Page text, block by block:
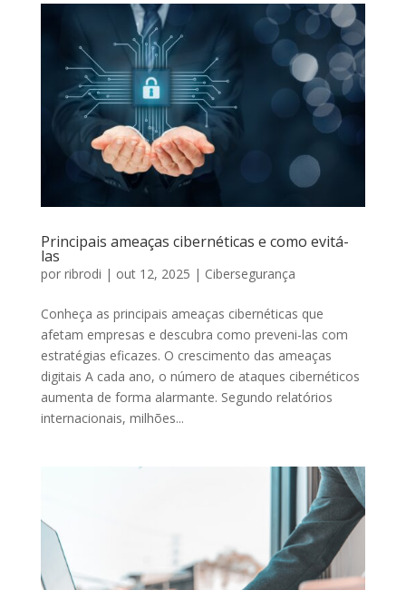
Principais ameaças cibernéticas e como evitá-
las
por ribrodi | out 12, 2025 | Cibersegurança
Conheça as principais ameaças cibernéticas que
afetam empresas e descubra como preveni-las com
estratégias eficazes. O crescimento das ameaças
digitais A cada ano, o número de ataques cibernéticos
aumenta de forma alarmante. Segundo relatórios
internacionais, milhões...